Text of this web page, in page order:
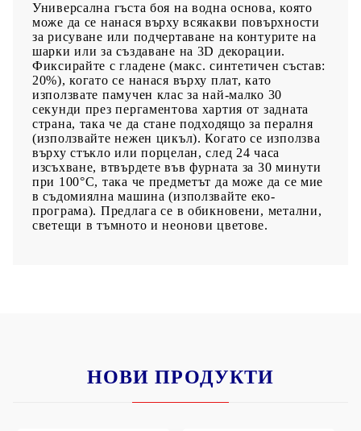
Универсална гъста боя на водна основа, която
може да се нанася върху всякакви повърхности
за рисуване или подчертаване на контурите на
шарки или за създаване на 3D декорации.
Фиксирайте с гладене (макс. синтетичен състав:
20%), когато се нанася върху плат, като
използвате памучен клас за най-малко 30
секунди през пергаментова хартия от задната
страна, така че да стане подходящо за пералня
(използвайте нежен цикъл). Когато се използва
върху стъкло или порцелан, след 24 часа
изсъхване, втвърдете във фурната за 30 минути
при 100°C, така че предметът да може да се мие
в съдомиялна машина (използвайте еко-
програма). Предлага се в обикновени, метални,
светещи в тъмното и неонови цветове.
НОВИ ПРОДУКТИ